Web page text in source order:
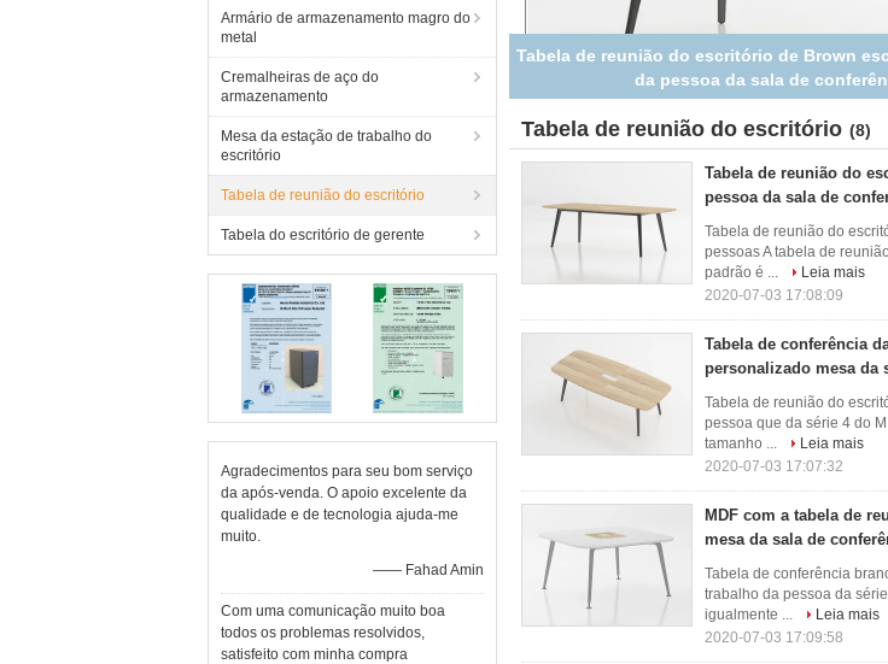
Armário de armazenamento magro do
metal
Cremalheiras de aço do
armazenamento
Mesa da estação de trabalho do
escritório
Tabela de reunião do escritório
Tabela do escritório de gerente
Agradecimentos para seu bom serviço
da após-venda. O apoio excelente da
qualidade e de tecnologia ajuda-me
muito.
—— Fahad Amin
Com uma comunicação muito boa
todos os problemas resolvidos,
satisfeito com minha compra
Tabela de reunião do escritório de Brown
da pessoa da sala de
Tabela de reunião do escritório (8)
Tabela de reunião do
pessoa da sala de
Tabela de reunião do
pessoas A tabela de
padrão é ...
Leia mais
2020-07-03 17:08:09
Tabela de conferência
personalizado mesa da
Tabela de reunião do
pessoa que da série 4 do
tamanho ...
Leia mais
2020-07-03 17:07:32
MDF com a tabela de
mesa da sala de
Tabela de conferência
trabalho da pessoa da
igualmente ...
Leia mais
2020-07-03 17:09:58